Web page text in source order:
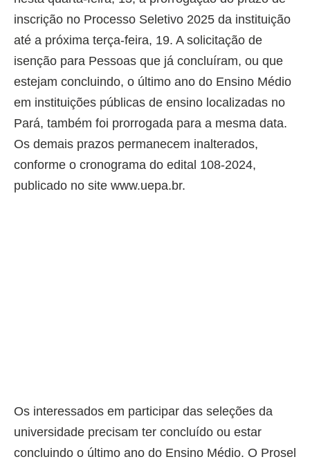
inscrição no Processo Seletivo 2025 da instituição
até a próxima terça-feira, 19. A solicitação de
isenção para Pessoas que já concluíram, ou que
estejam concluindo, o último ano do Ensino Médio
em instituições públicas de ensino localizadas no
Pará, também foi prorrogada para a mesma data.
Os demais prazos permanecem inalterados,
conforme o cronograma do edital 108-2024,
publicado no site www.uepa.br.
Os interessados em participar das seleções da
universidade precisam ter concluído ou estar
concluindo o último ano do Ensino Médio. O Prosel